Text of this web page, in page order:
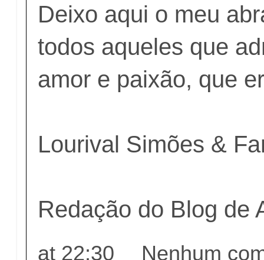
Deixo aqui o meu
todos aqueles que
amor e paixão, que
Lourival Simões &
Redação do Blog de
at 22:30 Nenhum